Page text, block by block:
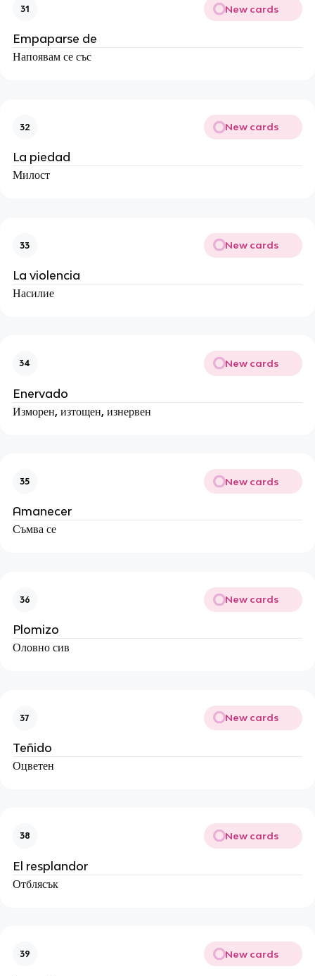
31 New cards
Empaparse de
Напоявам се със
32 New cards
La piedad
Милост
33 New cards
La violencia
Насилие
34 New cards
Enervado
Изморен, изтощен, изнервен
35 New cards
Amanecer
Съмва се
36 New cards
Plomizo
Оловно сив
37 New cards
Teñido
Оцветен
38 New cards
El resplandor
Отблясък
39 New cards